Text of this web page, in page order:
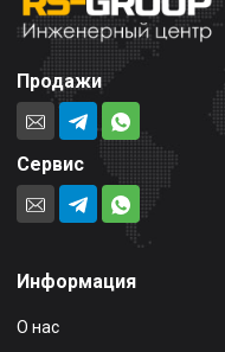
Продажи
Сервис
Информация
О нас